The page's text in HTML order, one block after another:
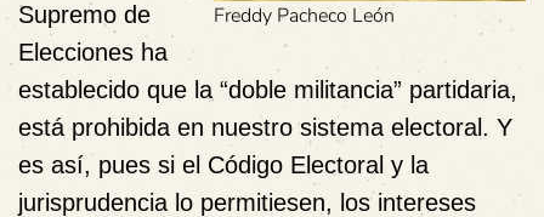
Freddy Pacheco León
Supremo de
Elecciones ha
establecido que la “doble militancia” partidaria,
está prohibida en nuestro sistema electoral. Y
es así, pues si el Código Electoral y la
jurisprudencia lo permitiesen, los intereses